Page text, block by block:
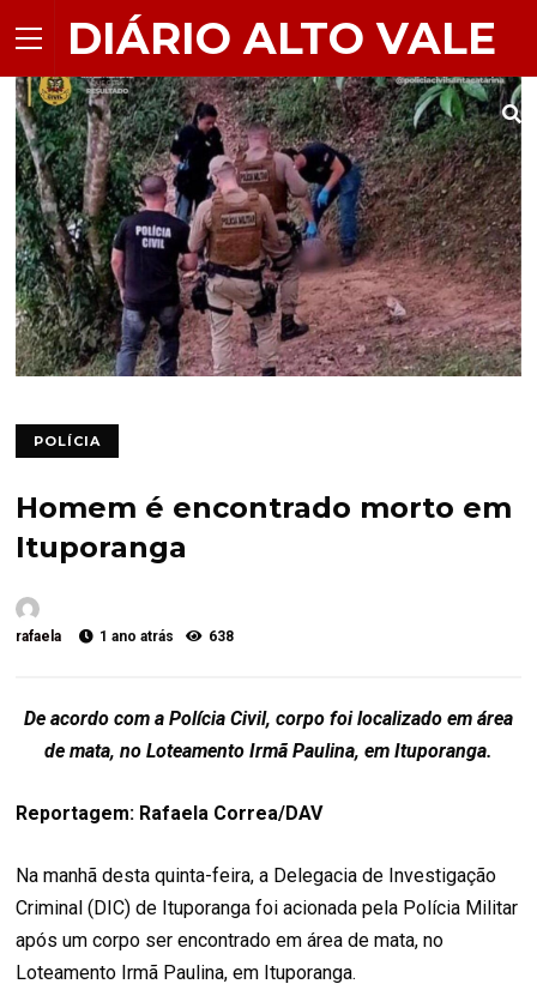
DIÁRIO ALTO VALE
POLÍCIA
Homem é encontrado morto em
Ituporanga
rafaela 1 ano atrás 638
De acordo com a Polícia Civil, corpo foi localizado em área
de mata, no Loteamento Irmã Paulina, em Ituporanga.
Reportagem: Rafaela Correa/DAV
Na manhã desta quinta-feira, a Delegacia de Investigação
Criminal (DIC) de Ituporanga foi acionada pela Polícia Militar
após um corpo ser encontrado em área de mata, no
Loteamento Irmã Paulina, em Ituporanga.